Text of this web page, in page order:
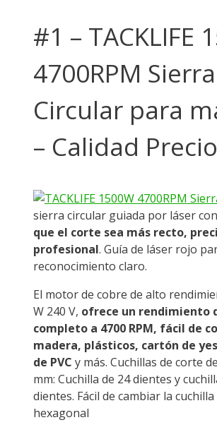
#1 – TACKLIFE
4700RPM Sierra
Circular para
– Calidad Precio
sierra circular guiada por láser
que el corte sea más recto,
profesional. Guía de láser rojo
reconocimiento claro.
El motor de cobre de alto
W 240 V, ofrece un rendimiento
completo a 4700 RPM, fácil de
madera, plásticos, cartón de
de PVC y más. Cuchillas de corte
mm: Cuchilla de 24 dientes y
dientes. Fácil de cambiar la
hexagonal